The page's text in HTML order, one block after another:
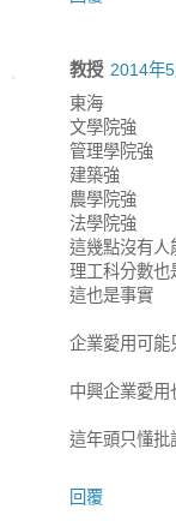
教授 2014年
東海
文學院強
管理學院強
建築強
農學院強
法學院強
這幾點沒有人
理工科分數也
這也是事實
企業愛用可能
中興企業愛用
這年頭只懂批
回覆